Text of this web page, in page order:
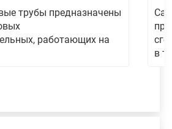
трубы предназначены
работающих на
в